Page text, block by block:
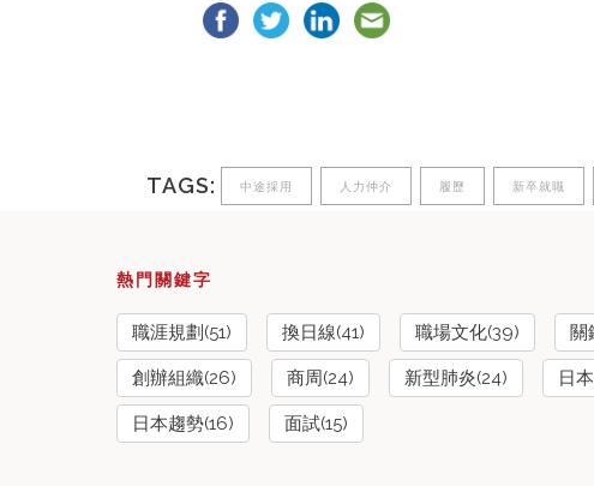
TAGS: 中途採用 人力仲介 履歷 新卒就職
熱門關鍵字
職涯規劃(51) 換日線(41) 職場文化(39) 關
創辦組織(26) 商周(24) 新型肺炎(24) 日
日本趨勢(16) 面試(15)